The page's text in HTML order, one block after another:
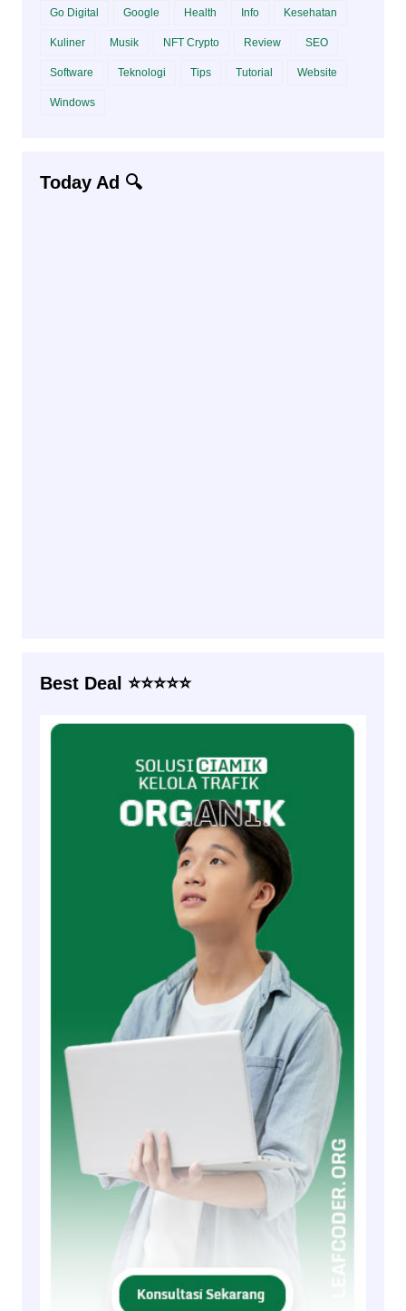
Go Digital Google Health Info Kesehatan
Kuliner Musik NFT Crypto Review SEO
Software Teknologi Tips Tutorial Website
Windows
Today Ad 🔍
Best Deal ⭐⭐⭐⭐⭐